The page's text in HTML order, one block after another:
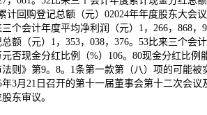
计回购登记总额（元）02024年年度股东大会
个会计年度平均净利润（元）1，266，868，
额（元）1，353，038，376。53比来三个会
否现金分红比例（%）106。80现金分红比例
则》第9。8。1条第一款第（八）项的可能被
3月21日召开的第十一届董事会第十二次会议
东审议。